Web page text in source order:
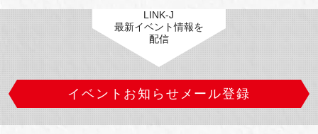
LINK-J
最新イベント情報を
配信
イベントお知らせメール登録